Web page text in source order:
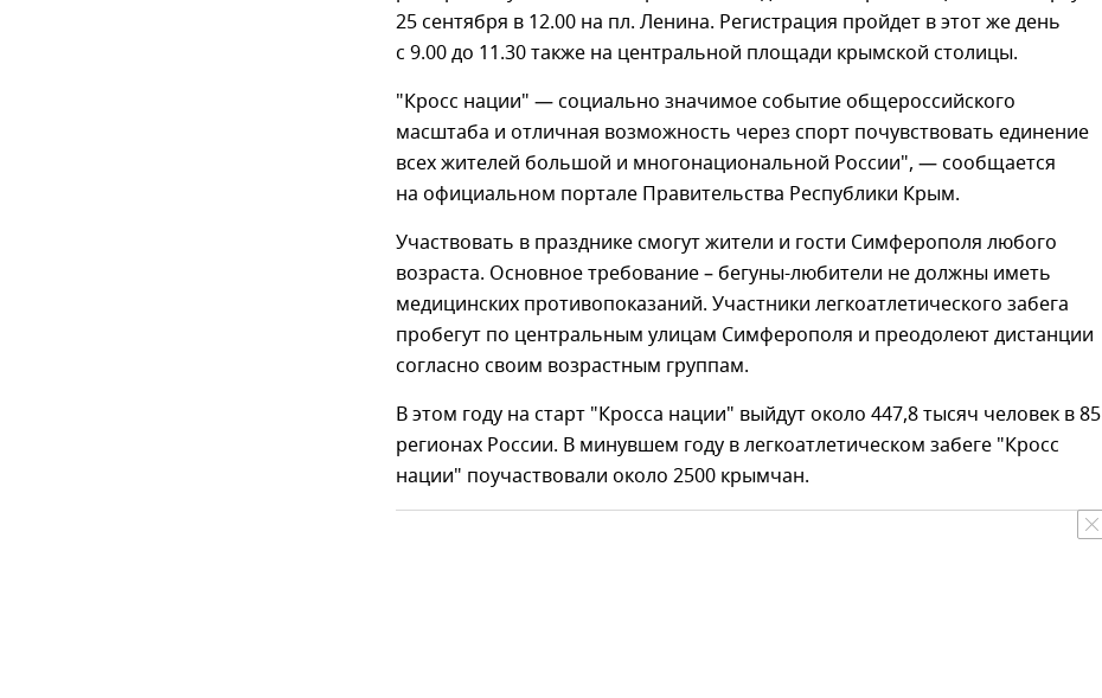
25 сентября в 12.00 на пл. Ленина. Регистрация пройдет в этот же день
с 9.00 до 11.30 также на центральной площади крымской столицы.
"Кросс нации" — социально значимое событие общероссийского
масштаба и отличная возможность через спорт почувствовать единение
всех жителей большой и многонациональной России", — сообщается
на официальном портале Правительства Республики Крым.
Участвовать в празднике смогут жители и гости Симферополя любого
возраста. Основное требование – бегуны-любители не должны иметь
медицинских противопоказаний. Участники легкоатлетического забега
пробегут по центральным улицам Симферополя и преодолеют дистанции
согласно своим возрастным группам.
В этом году на старт "Кросса нации" выйдут около 447,8 тысяч человек в 85
регионах России. В минувшем году в легкоатлетическом забеге "Кросс
нации" поучаствовали около 2500 крымчан.